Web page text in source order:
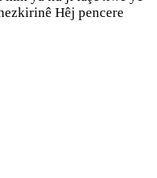
Hêj pencere